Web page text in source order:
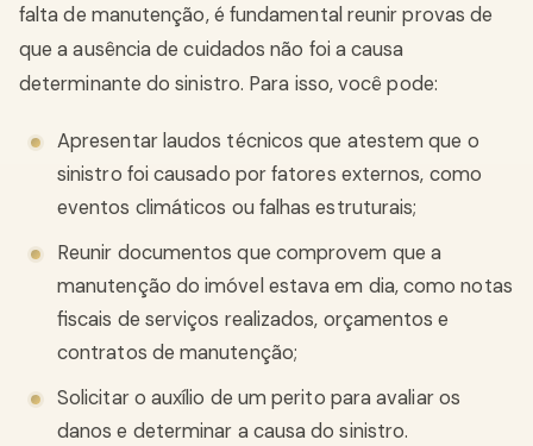
falta de manutenção, é fundamental reunir provas de
que a ausência de cuidados não foi a causa
determinante do sinistro. Para isso, você pode:
Apresentar laudos técnicos que atestem que o
sinistro foi causado por fatores externos, como
eventos climáticos ou falhas estruturais;
Reunir documentos que comprovem que a
manutenção do imóvel estava em dia, como notas
fiscais de serviços realizados, orçamentos e
contratos de manutenção;
Solicitar o auxílio de um perito para avaliar os
danos e determinar a causa do sinistro.